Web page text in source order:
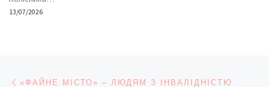
13/07/2026
Навігація записів
«ФАЙНЕ МІСТО» – ЛЮДЯМ З ІНВАЛІДНІСТЮ